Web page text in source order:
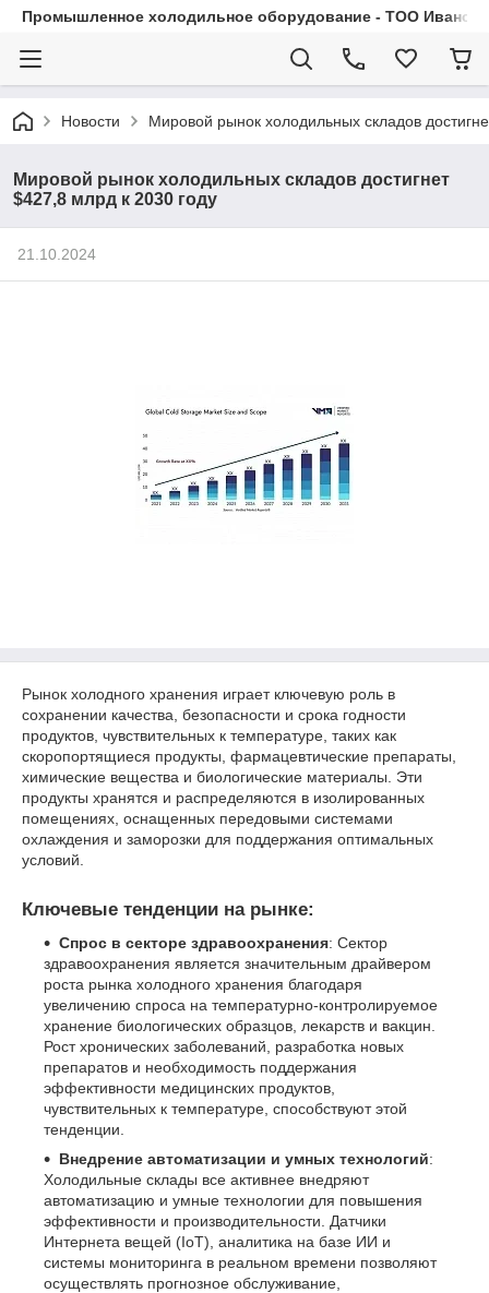
Промышленное холодильное оборудование - ТОО
Новости Мировой рынок холодильных складов
Мировой рынок холодильных складов достигнет
$427,8 млрд к 2030 году
21.10.2024
Рынок холодного хранения играет ключевую роль в
сохранении качества, безопасности и срока годности
продуктов, чувствительных к температуре, таких как
скоропортящиеся продукты, фармацевтические препараты,
химические вещества и биологические материалы. Эти
продукты хранятся и распределяются в изолированных
помещениях, оснащенных передовыми системами
охлаждения и заморозки для поддержания оптимальных
условий.
Ключевые тенденции на рынке:
Спрос в секторе здравоохранения: Сектор
здравоохранения является значительным драйвером
роста рынка холодного хранения благодаря
увеличению спроса на температурно-контролируемое
хранение биологических образцов, лекарств и вакцин.
Рост хронических заболеваний, разработка новых
препаратов и необходимость поддержания
эффективности медицинских продуктов,
чувствительных к температуре, способствуют этой
тенденции.
Внедрение автоматизации и умных технологий:
Холодильные склады все активнее внедряют
автоматизацию и умные технологии для повышения
эффективности и производительности. Датчики
Интернета вещей (IoT), аналитика на базе ИИ и
системы мониторинга в реальном времени позволяют
осуществлять прогнозное обслуживание,